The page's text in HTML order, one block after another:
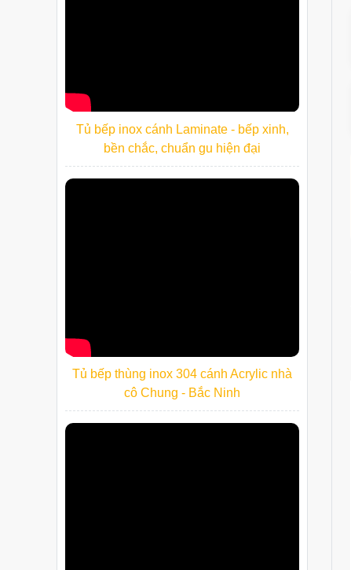
Tủ bếp inox cánh Laminate - bếp xinh,
bền chắc, chuẩn gu hiện đại
Tủ bếp thùng inox 304 cánh Acrylic nhà
cô Chung - Bắc Ninh